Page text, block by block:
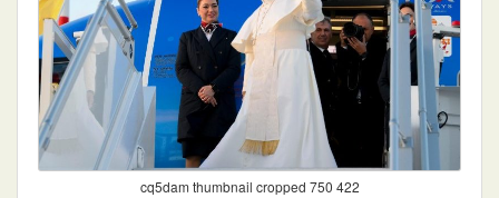
cq5dam thumbnail cropped 750 422